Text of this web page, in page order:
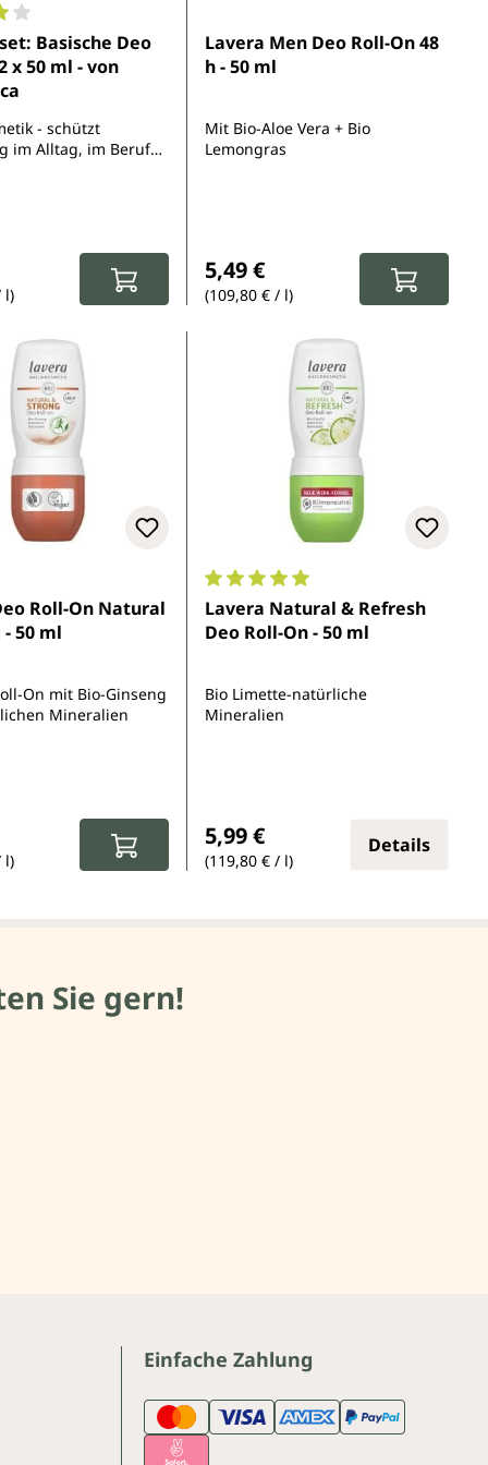
Bewertung von 4 von 5 Sternen
Basische Deo
x 50 ml - von
- schützt
im Alltag, im Beruf
- ohne Alkohol
l)
Lavera Men Deo Roll-On 48
h - 50 ml
Mit Bio-Aloe Vera + Bio
Lemongras
5,49 €
(109,80 € / l)
Roll-On Natural
50 ml
On mit Bio-Ginseng
Mineralien
l)
Durchschnittliche Bewertung von
Lavera Natural & Refresh
Deo Roll-On - 50 ml
Bio Limette-natürliche
Mineralien
5,99 €
(119,80 € / l)
Details
Sie gern!
Einfache Zahlung